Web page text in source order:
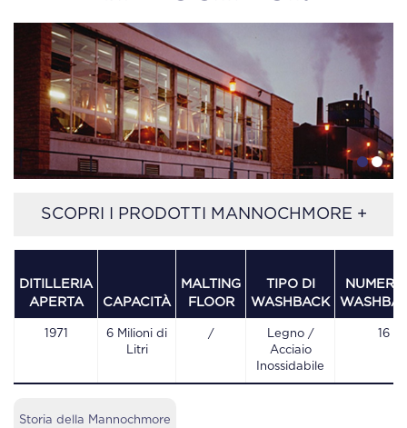
SCOPRI I PRODOTTI MANNOCHMORE +
DITILLERIA
APERTA
CAPACITÀ
MALTING
FLOOR
TIPO DI
WASHBACK
1971
6 Milioni di
Litri
/
Legno /
Acciaio
Inossidabile
16
Storia della Mannochmore